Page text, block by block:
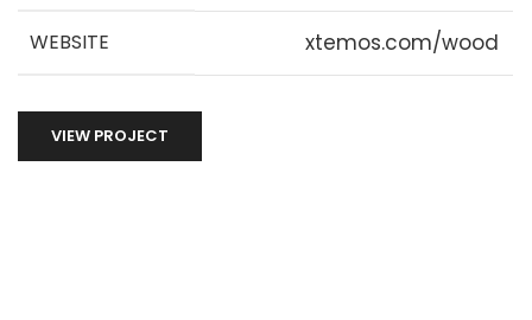
WEBSITE xtemos.com/wood
VIEW PROJECT